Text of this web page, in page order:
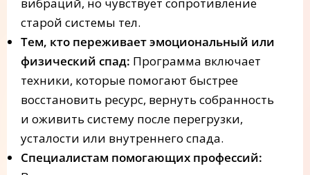
вибраций, но чувствует сопротивление
старой системы тел.
Тем, кто переживает эмоциональный или
физический спад: Программа включает
техники, которые помогают быстрее
восстановить ресурс, вернуть собранность
и оживить систему после перегрузки,
усталости или внутреннего спада.
Специалистам помогающих профессий: